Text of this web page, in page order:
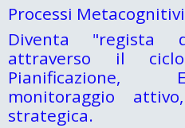
Processi Metacognitivi
Diventa "regista
attraverso il
Pianificazione,
monitoraggio
strategica.